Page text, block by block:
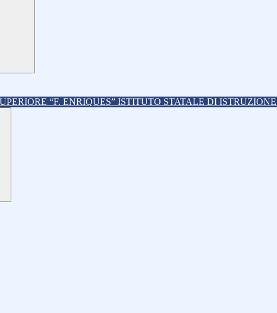
ISTITUTO STATALE DI ISTRUZIONE